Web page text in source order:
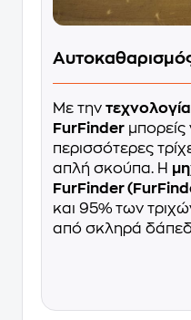
Με την
FurFinder μπορείς
περισσότερες
απλή σκούπα. Η
FurFinder
και 95% των
από σκληρά